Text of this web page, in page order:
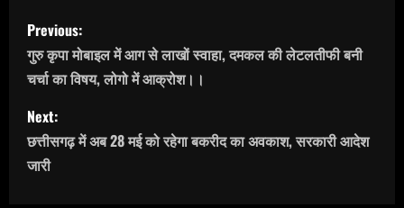
P
o
s
t
n
Previous:
गुरु कृपा मोबाइल में आग से लाखों स्वाहा, दमकल की लेटलतीफी बनी
चर्चा का विषय, लोगो में आक्रोश।।
Next:
छत्तीसगढ़ में अब 28 मई को रहेगा बकरीद का अवकाश, सरकारी आदेश
जारी